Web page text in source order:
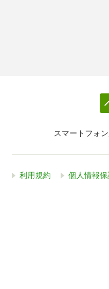
スマートフォ
利用規約 個人情報